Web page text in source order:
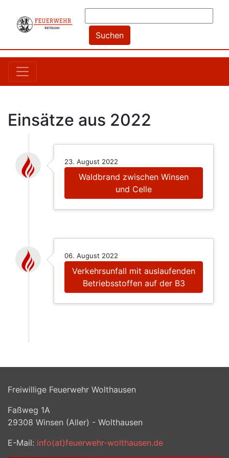
Einsätze aus 2022
23. August 2022
Waldbrand zwischen Winsen
und Celle
06. August 2022
Verkehrsunfall mit auslaufenden
Betriebsstoffen auf der B3
Freiwillige Feuerwehr Wolthausen
Faßweg 1A
29308 Winsen (Aller) - Wolthausen
E-Mail: info(at)feuerwehr-wolthausen.de